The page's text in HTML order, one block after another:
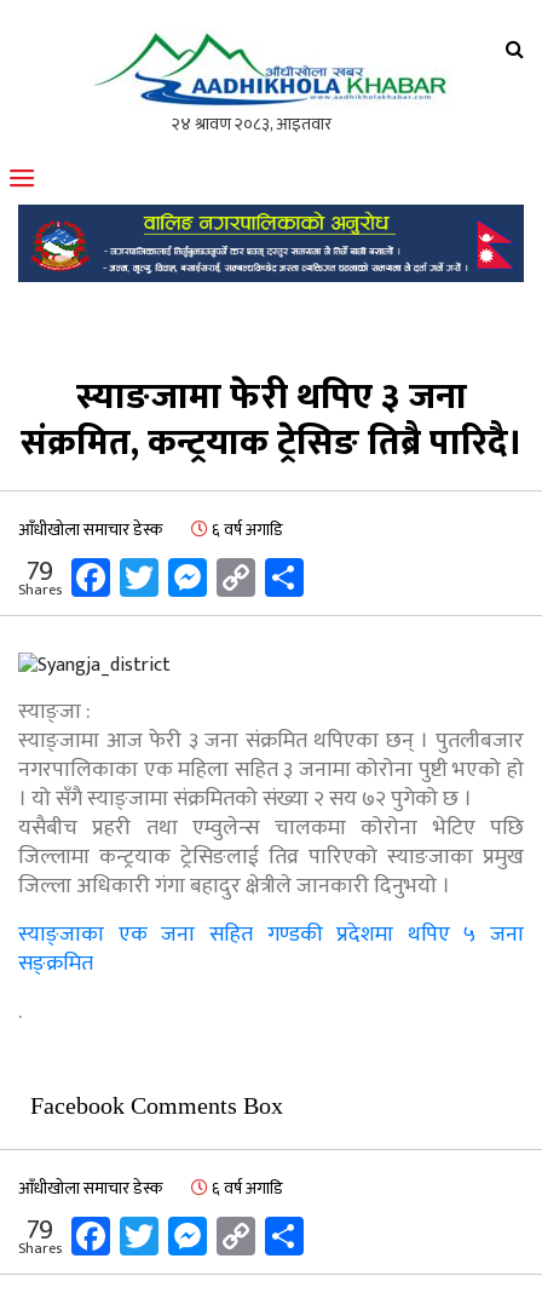
मोफसलकै लोकप्रिय अनलाइन पत्रिका
स्याङजामा फेरी थपिए ३ जना
संक्रमित, कन्ट्रयाक ट्रेसिङ तिब्रै पारिदै।
आँधीखोला समाचार डेस्क ६ वर्ष अगाडि
79
Shares Facebook
Twitter
Messenger
Copy
Link
स्याङ्जा :
स्याङ्जामा आज फेरी ३ जना संक्रमित थपिएका छन् । पुतलीबजार
नगरपालिकाका एक महिला सहित ३ जनामा कोरोना पुष्टी भएको हो
। यो सँगै स्याङ्जामा संक्रमितको संख्या २ सय ७२ पुगेको छ ।
यसैबीच प्रहरी तथा एम्वुलेन्स चालकमा कोरोना भेटिए पछि
जिल्लामा कन्ट्रयाक ट्रेसिङलाई तिव्र पारिएको स्याङजाका प्रमुख
जिल्ला अधिकारी गंगा बहादुर क्षेत्रीले जानकारी दिनुभयो ।
स्याङ्जाका एक जना सहित गण्डकी प्रदेशमा थपिए ५ जना
सङ्क्रमित
.
Facebook Comments Box
आँधीखोला समाचार डेस्क ६ वर्ष अगाडि
79
Shares Facebook
Twitter
Messenger
Copy
Link